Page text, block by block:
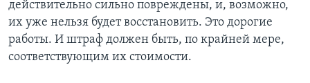
действительно сильно повреждены, и, возможно,
их уже нельзя будет восстановить. Это дорогие
работы. И штраф должен быть, по крайней мере,
соответствующим их стоимости.